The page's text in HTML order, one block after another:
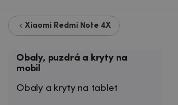
Xiaomi Redmi Note 4X
Obaly, puzdrá a kryty na
mobil
Obaly a kryty na tablet